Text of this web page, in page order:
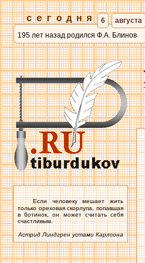
сегодня 6 августа
195 лет назад родился Ф.А. Блинов
Если человеку мешает жить
только ореховая скорлупа, попавшая
в ботинок, он может считать себя
счастливым.
Астрид Линдгрен устами Карлсона